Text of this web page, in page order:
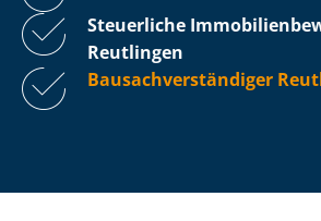
Steuerliche
Reutlingen
Bau­sach­ver­stän­di­ger